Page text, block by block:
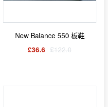
New Balance 550 板鞋
£36.6 £122.0